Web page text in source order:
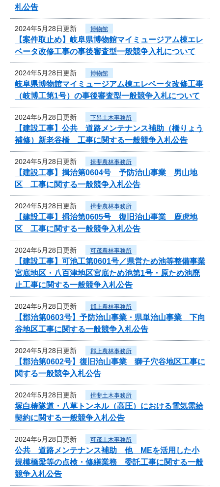
札公告
2024年5月28日更新 博物館
【案件取止め】岐阜県博物館マイミュージアム棟エレ
ベータ改修工事の事後審査型一般競争入札について
2024年5月28日更新 博物館
岐阜県博物館マイミュージアム棟エレベータ改修工事
（岐博工第1号）の事後審査型一般競争入札について
2024年5月28日更新 下呂土木事務所
【建設工事】公共 道路メンテナンス補助（橋りょう
補修）新老谷橋 工事に関する一般競争入札公告
2024年5月28日更新 揖斐農林事務所
【建設工事】揖治第0604号 予防治山事業 男山地
区 工事に関する一般競争入札公告
2024年5月28日更新 揖斐農林事務所
【建設工事】揖治第0605号 復旧治山事業 鹿虎地
区 工事に関する一般競争入札公告
2024年5月28日更新 可茂農林事務所
【建設工事】可池工第0601号／県営ため池等整備事業
宮底地区・八百津地区宮底ため池第1号・原ため池廃
止工事に関する一般競争入札公告
2024年5月28日更新 郡上農林事務所
【郡治第0603号】予防治山事業・県単治山事業 下向
谷地区工事に関する一般競争入札公告
2024年5月28日更新 郡上農林事務所
【郡治第0602号】復旧治山事業 獅子穴谷地区工事に
関する一般競争入札公告
2024年5月28日更新 揖斐土木事務所
塚白椿隧道・八草トンネル（高圧）における電気需給
契約に関する一般競争入札公告
2024年5月28日更新 可茂土木事務所
公共 道路メンテナンス補助 他 MEを活用した小
規模橋梁等の点検・修繕業務 委託工事に関する一般
競争入札公告